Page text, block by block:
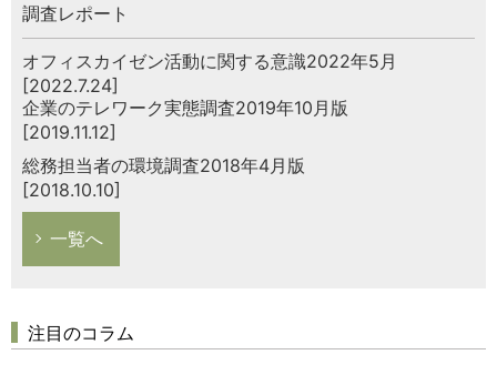
調査レポート
オフィスカイゼン活動に関する意識2022年5月
[2022.7.24]
企業のテレワーク実態調査2019年10月版
[2019.11.12]
総務担当者の環境調査2018年4月版
[2018.10.10]
一覧へ
注目のコラム